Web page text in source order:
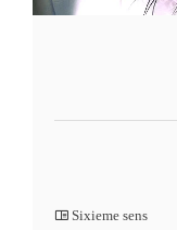
Sixieme sens